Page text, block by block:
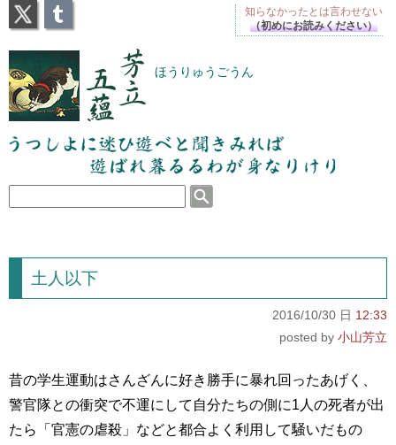
芳立五蘊 ほうりゅうごうん
うつしよに迷ひ遊べと聞きみれば遊ばれ暮るるわが
身なりけり
土人以下
2016/10/30 日 12:33
小山芳立
昔の学生運動はさんざんに好き勝手に暴れ回ったあげく、
警官隊との衝突で不運にして自分たちの側に1人の死者が出
たら「官憲の虐殺」などと都合よく利用して騒いだもの
知らなかったとは言わせない
（初めにお読みください）
X Tumblr